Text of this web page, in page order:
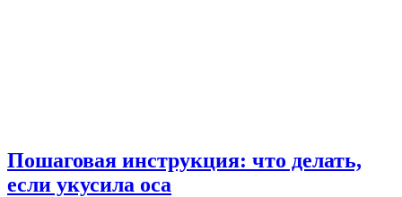
Пошаговая инструкция: что делать,
если укусила оса